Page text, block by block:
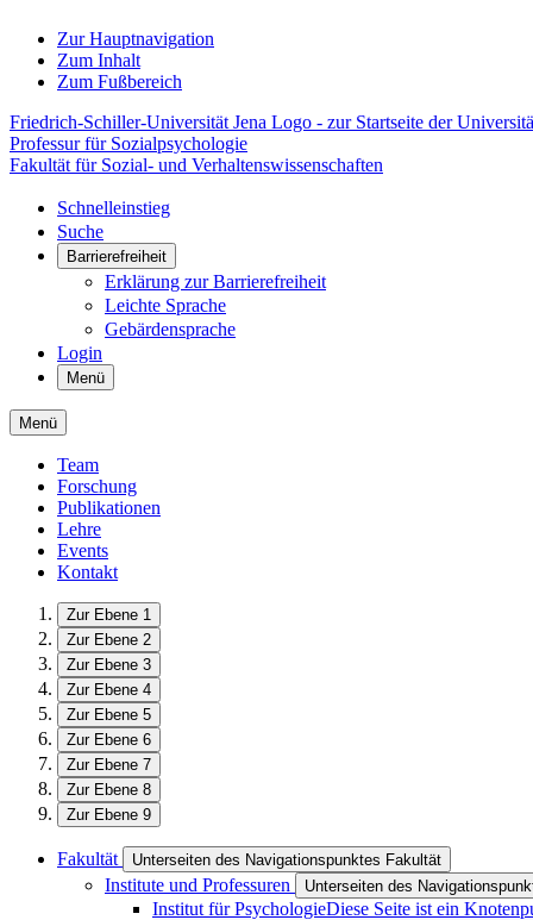
Zur Hauptnavigation
Zum Inhalt
Zum Fußbereich
Friedrich-Schiller-Universität Jena Logo - zur Startseite der
Professur für Sozialpsychologie
Fakultät für Sozial- und Verhaltenswissenschaften
Schnelleinstieg
Suche
Barrierefreiheit
Erklärung zur Barrierefreiheit
Leichte Sprache
Gebärdensprache
Login
Menü
Menü
Team
Forschung
Publikationen
Lehre
Events
Kontakt
Zur Ebene 1
Zur Ebene 2
Zur Ebene 3
Zur Ebene 4
Zur Ebene 5
Zur Ebene 6
Zur Ebene 7
Zur Ebene 8
Zur Ebene 9
Fakultät Unterseiten des Navigationspunktes Fakultät
Institute und Professuren Unterseiten des
Institut für PsychologieDiese Seite ist ein